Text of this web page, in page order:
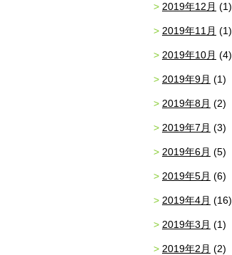
2019年12月 (1)
2019年11月 (1)
2019年10月 (4)
2019年9月 (1)
2019年8月 (2)
2019年7月 (3)
2019年6月 (5)
2019年5月 (6)
2019年4月 (16)
2019年3月 (1)
2019年2月 (2)